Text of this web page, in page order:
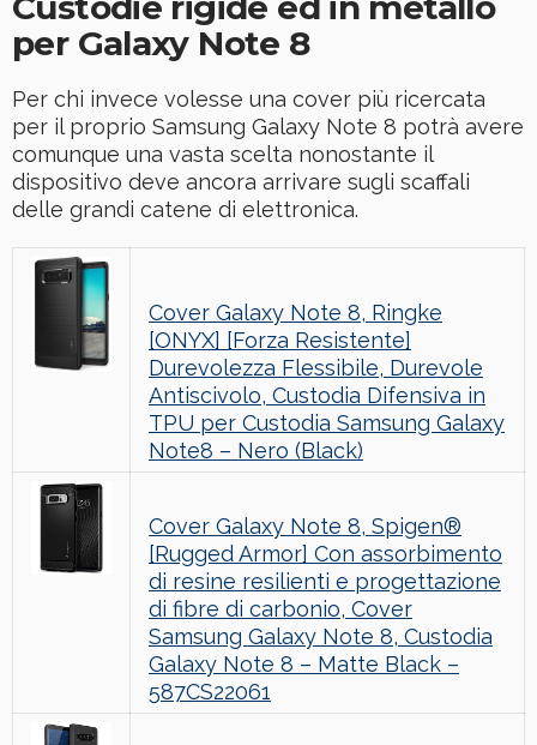
per Galaxy Note 8
Per chi invece volesse una cover più ricercata
per il proprio Samsung Galaxy Note 8 potrà avere
comunque una vasta scelta nonostante il
dispositivo deve ancora arrivare sugli scaffali
delle grandi catene di elettronica.
Cover Galaxy Note 8, Ringke
[ONYX] [Forza Resistente]
Durevolezza Flessibile, Durevole
Antiscivolo, Custodia Difensiva in
TPU per Custodia Samsung Galaxy
Note8 – Nero (Black)
Cover Galaxy Note 8, Spigen®
[Rugged Armor] Con assorbimento
di resine resilienti e progettazione
di fibre di carbonio, Cover
Samsung Galaxy Note 8, Custodia
Galaxy Note 8 – Matte Black –
587CS22061